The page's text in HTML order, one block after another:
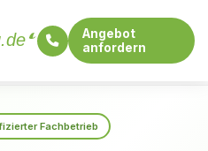
Angebot
anfordern
Fachbetrieb